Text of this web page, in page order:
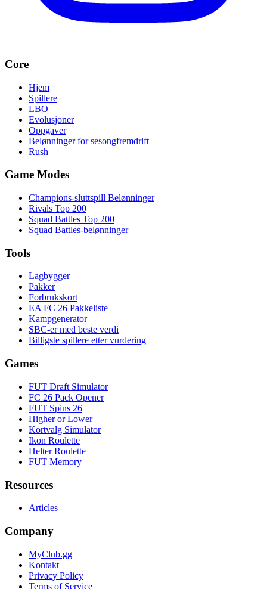
Core
Hjem
Spillere
LBO
Evolusjoner
Oppgaver
Belønninger for sesongfremdrift
Rush
Game Modes
Champions-sluttspill Belønninger
Rivals Top 200
Squad Battles Top 200
Squad Battles-belønninger
Tools
Lagbygger
Pakker
Forbrukskort
EA FC 26 Pakkeliste
Kampgenerator
SBC-er med beste verdi
Billigste spillere etter vurdering
Games
FUT Draft Simulator
FC 26 Pack Opener
FUT Spins 26
Higher or Lower
Kortvalg Simulator
Ikon Roulette
Helter Roulette
FUT Memory
Resources
Articles
Company
MyClub.gg
Kontakt
Privacy Policy
Terms of Service